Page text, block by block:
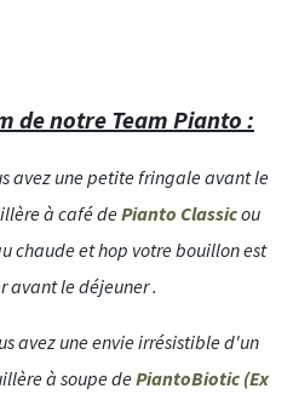
de notre Team Pianto :
avez une petite fringale avant le
à café dePianto Classicou
chaude et hop votre bouillon est
avant le déjeuner .
avez une envie irrésistible d'un
à soupe dePiantoBiotic (Ex